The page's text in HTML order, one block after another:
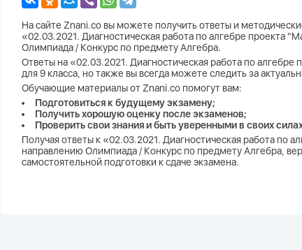
На сайте Znani.co вы можете получить ответы и
«02.03.2021. Диагностическая работа по алгебре проекта
Олимпиада / Конкурс по предмету Алгебра.
Ответы на «02.03.2021. Диагностическая работа по алгебре
для 9 класса, но также вы всегда можете следить за
Обучающие материалы от Znani.co помогут вам:
Подготовиться к будущему экзамену;
Получить хорошую оценку после экзаменов;
Проверить свои знания и быть уверенными в своих
Получая ответы к «02.03.2021. Диагностическая работа по
направлению Олимпиада / Конкурс по предмету Алгебра,
самостоятельной подготовки к сдаче экзамена.